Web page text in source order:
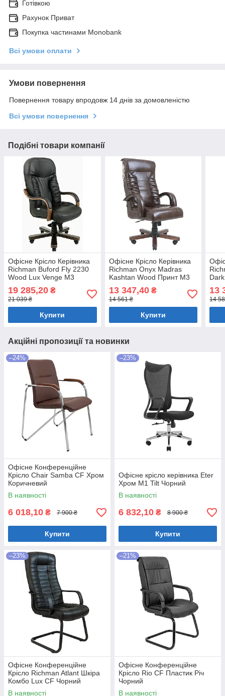
Готівкою
Рахунок Приват
Покупка частинами Monobank
Всі умови оплати
Умови повернення
Повернення товару впродовж 14 днів за домовленістю
Всі умови повернення
Подібні товари компанії
Офісне Крісло Керівника
Richman Buford Fly 2230
Wood Lux Venge М3
MultiBlock Чорний
19 285,20 ₴
21 039 ₴
Купити
Офісне Крісло Керівника
Richman Onyx Madras
Kashtan Wood Принт М3
MultiBlock Коричневий
13 347,40₴
14 561 ₴
Купити
13
14
Акційні пропозиції та новинки
–24%
Офісне Конференційне
Крісло Chair Samba CF Хром
Коричневий
В наявності
6 018,10 ₴ 7 900 ₴
Купити
–23%
Офісне крісло керівника Eter
Хром M1 Tilt Чорний
В наявності
6 832,10 ₴ 8 900 ₴
Купити
–23%
Офісне Конференційне
Крісло Richman Atlant Шкіра
Комбо Lux CF Чорний
В наявності
–21%
Офісне Конференційне
Крісло Rio CF Пластик Річ
Чорний
В наявності